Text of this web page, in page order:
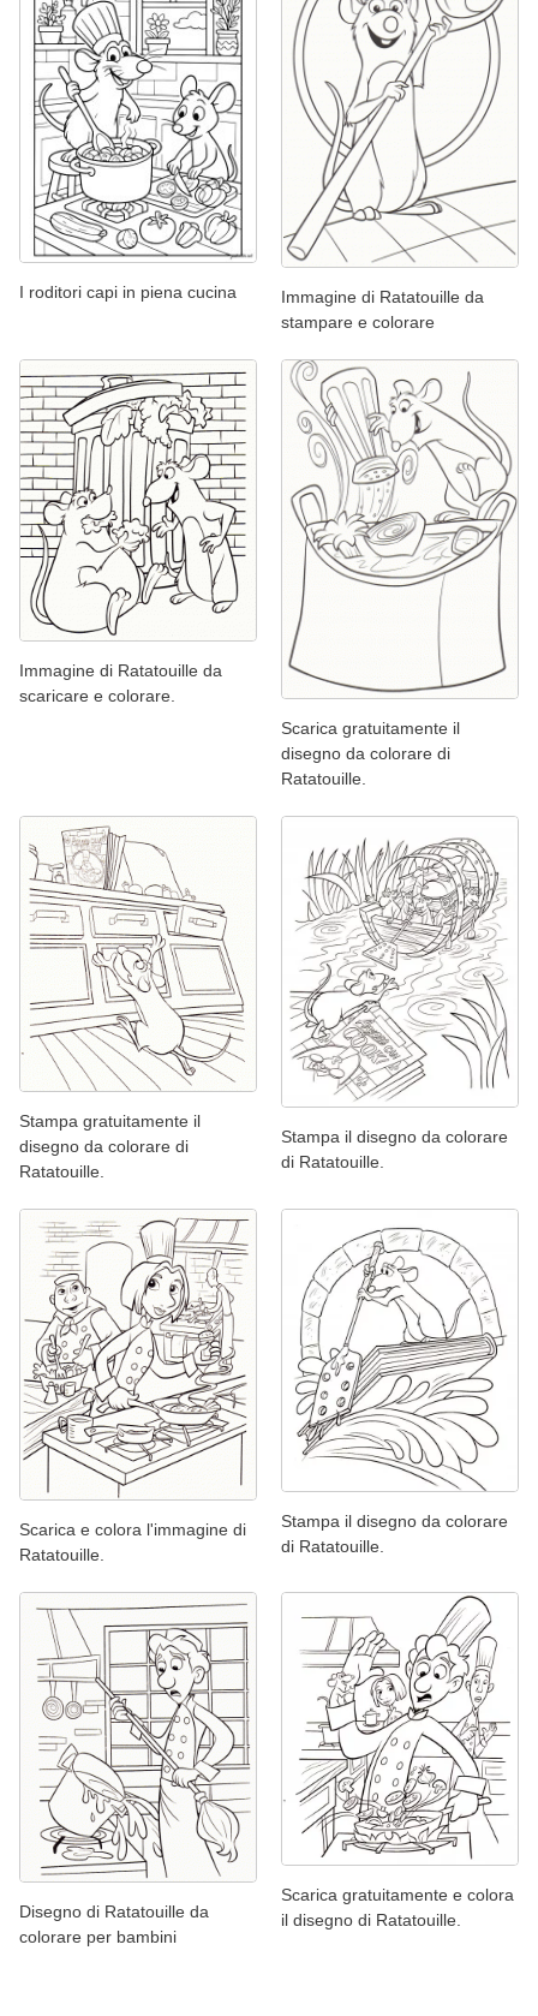
I roditori capi in piena cucina
Immagine di Ratatouille da
stampare e colorare
Immagine di Ratatouille da
scaricare e colorare.
Scarica gratuitamente il
disegno da colorare di
Ratatouille.
Stampa gratuitamente il
disegno da colorare di
Ratatouille.
Stampa il disegno da colorare
di Ratatouille.
Scarica e colora l'immagine di
Ratatouille.
Stampa il disegno da colorare
di Ratatouille.
Disegno di Ratatouille da
colorare per bambini
Scarica gratuitamente e colora
il disegno di Ratatouille.